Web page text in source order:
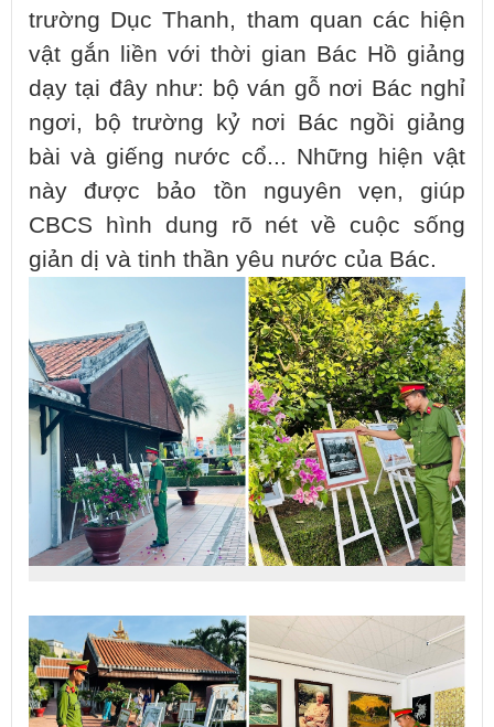
trường Dục Thanh, tham quan các hiện
vật gắn liền với thời gian Bác Hồ giảng
dạy tại đây như: bộ ván gỗ nơi Bác nghỉ
ngơi, bộ trường kỷ nơi Bác ngồi giảng
bài và giếng nước cổ... Những hiện vật
này được bảo tồn nguyên vẹn, giúp
CBCS hình dung rõ nét về cuộc sống
giản dị và tinh thần yêu nước của Bác.